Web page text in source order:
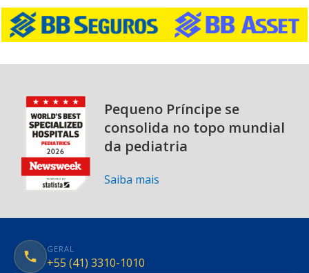
Pequeno Príncipe se
consolida no topo mundial
da pediatria
Saiba mais
GERAL
+55 (41) 3310-1010